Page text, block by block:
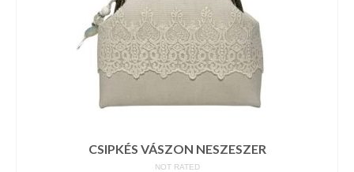
CSIPKÉS VÁSZON NESZESZER
NOT RATED